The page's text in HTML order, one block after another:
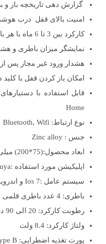
گزارش دهی تاریخچه باز
امنیت بالای قفل درب
کارکرد بین 3 تا 6 ماه با هر بار شارژ کامل باطری
نمایشگر میزان باطری و
هشدار ورود غیر مجاز پس از 5 بار ورود کد اشتباه
امکان باز کردن قفل با
Home
نوع ارتباط: Bluetooth, Wifi
جنس : Zinc alloy
ابعاد محصول:(75*200) میلی متر
اپلیکیشن مورد استفاده :Tuya
سیستم عامل :Ios 7 و اندروید 4.4 به بالا
باطری: 4 عدد باطری قلمی
رطوبت کارکرد: 20 الی 90 درصد
ولتاژ کارکرد: 8.4 ولت
پورت تغذیه اضطرایی: Type B